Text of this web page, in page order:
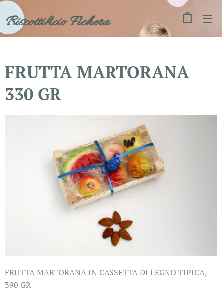
Biscottificio Fichera
FRUTTA MARTORANA
330 GR
FRUTTA MARTORANA IN CASSETTA DI LEGNO TIPICA,
390 GR